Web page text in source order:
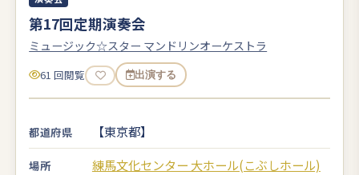
第17回定期演奏会
ミュージック☆スター マンドリンオーケストラ
61 回閲覧 出演する
都道府県 【東京都】
場所 練馬文化センター 大ホール(こぶしホール)